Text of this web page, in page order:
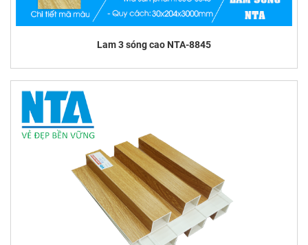
Lam 3 sóng cao NTA-8845